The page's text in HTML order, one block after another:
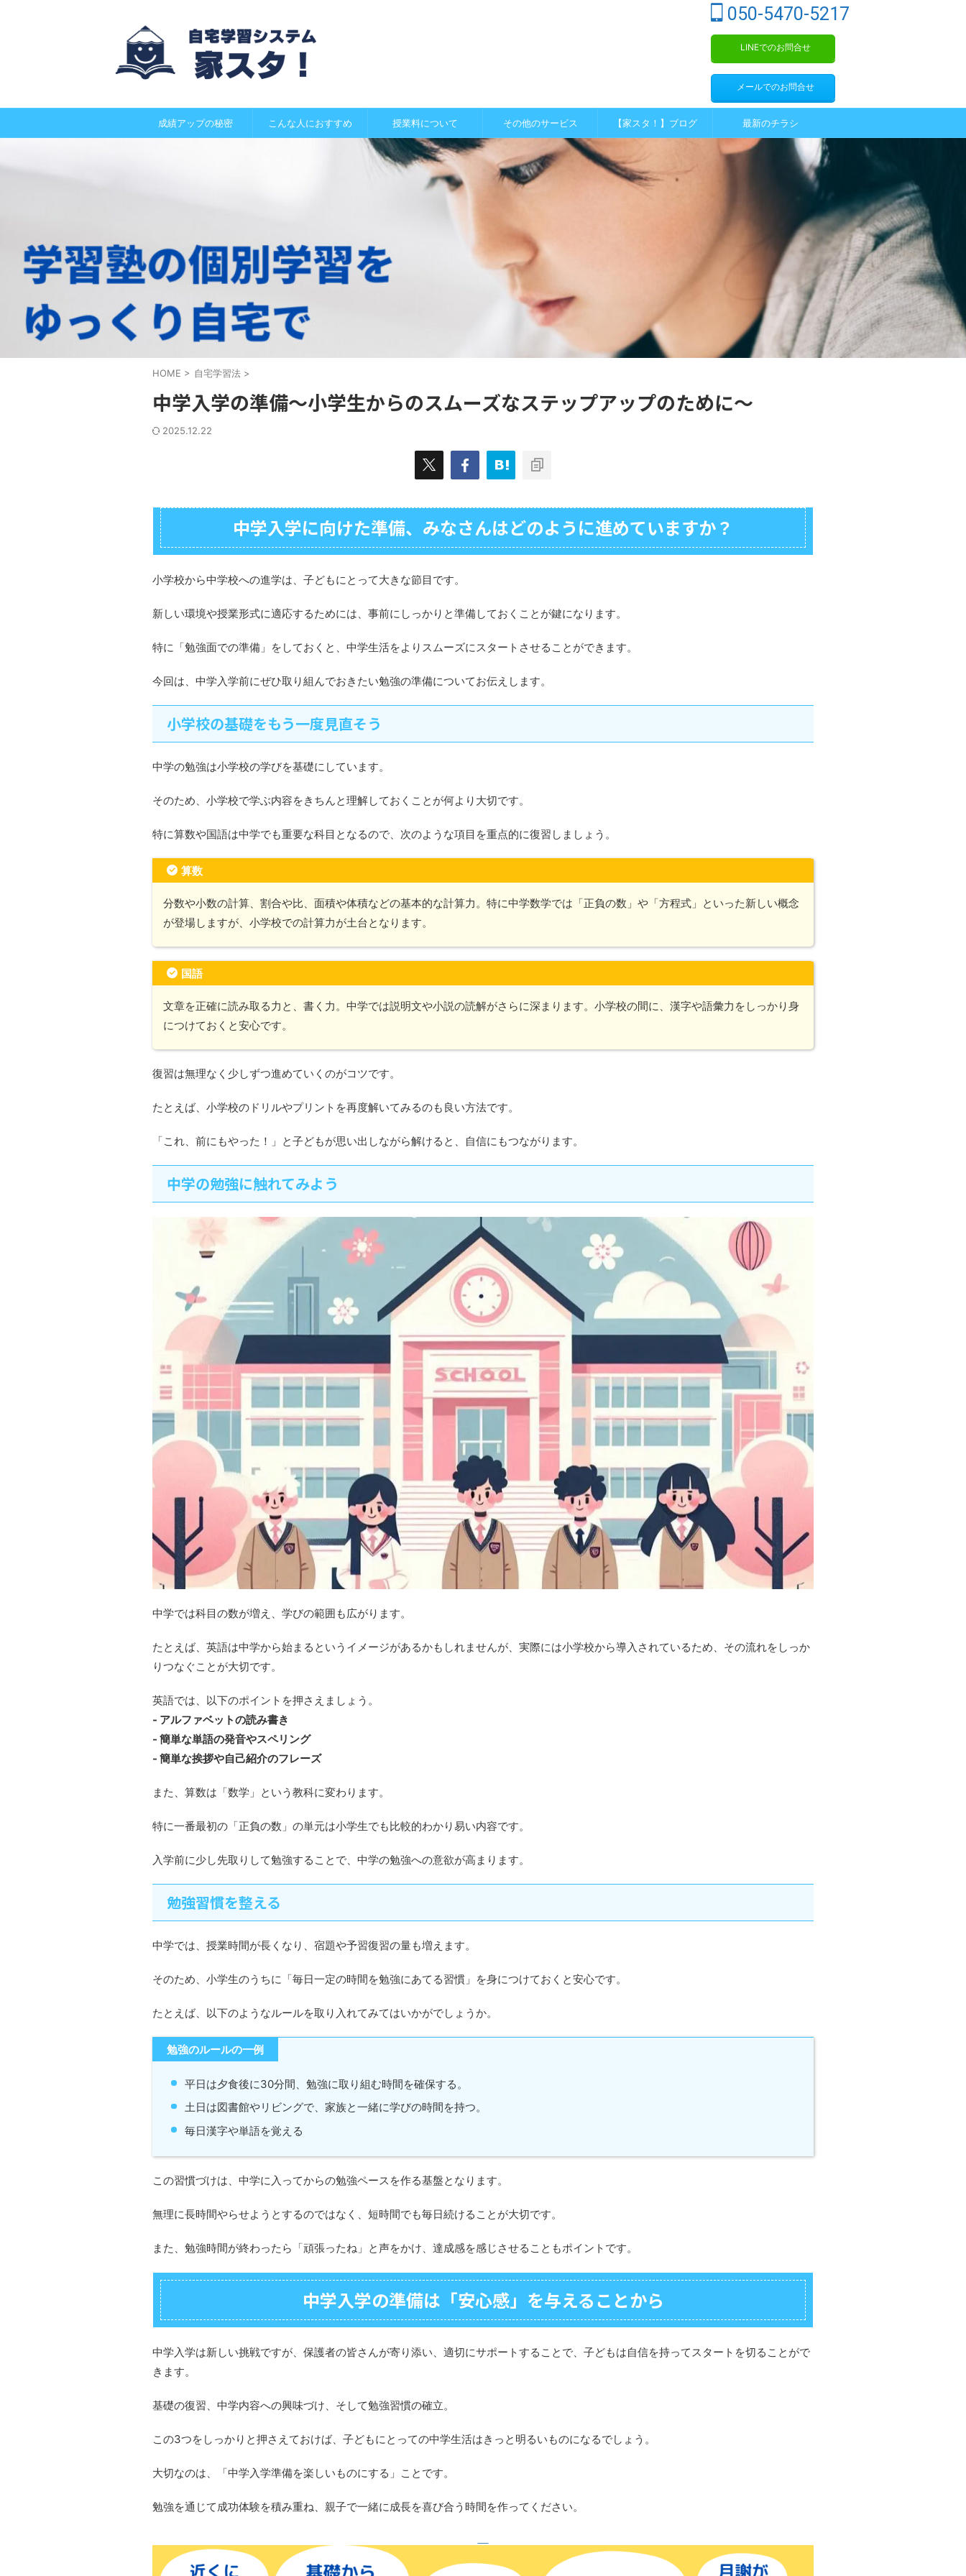
050-5470-5217
LINEでのお問合せ
メールでのお問合せ
成績アップの秘密 こんな人におすすめ 授業料について その他のサービス 【家スタ！】ブログ 最新のチラシ
HOME > 自宅学習法 >
中学入学の準備～小学生からのスムーズなステップアップのために～
2025.12.22
中学入学に向けた準備、みなさんはどのように進めていますか？
小学校から中学校への進学は、子どもにとって大きな節目です。
新しい環境や授業形式に適応するためには、事前にしっかりと準備しておくことが鍵になります。
特に「勉強面での準備」をしておくと、中学生活をよりスムーズにスタートさせることができます。
今回は、中学入学前にぜひ取り組んでおきたい勉強の準備についてお伝えします。
小学校の基礎をもう一度見直そう
中学の勉強は小学校の学びを基礎にしています。
そのため、小学校で学ぶ内容をきちんと理解しておくことが何より大切です。
特に算数や国語は中学でも重要な科目となるので、次のような項目を重点的に復習しましょう。
算数
分数や小数の計算、割合や比、面積や体積などの基本的な計算力。特に中学数学では「正負の数」や「方程式」といった新しい概念
が登場しますが、小学校での計算力が土台となります。
国語
文章を正確に読み取る力と、書く力。中学では説明文や小説の読解がさらに深まります。小学校の間に、漢字や語彙力をしっかり身
につけておくと安心です。
復習は無理なく少しずつ進めていくのがコツです。
たとえば、小学校のドリルやプリントを再度解いてみるのも良い方法です。
「これ、前にもやった！」と子どもが思い出しながら解けると、自信にもつながります。
中学の勉強に触れてみよう
中学では科目の数が増え、学びの範囲も広がります。
たとえば、英語は中学から始まるというイメージがあるかもしれませんが、実際には小学校から導入されているため、その流れをしっか
りつなぐことが大切です。
英語では、以下のポイントを押さえましょう。
- アルファベットの読み書き
- 簡単な単語の発音やスペリング
- 簡単な挨拶や自己紹介のフレーズ
また、算数は「数学」という教科に変わります。
特に一番最初の「正負の数」の単元は小学生でも比較的わかり易い内容です。
入学前に少し先取りして勉強することで、中学の勉強への意欲が高まります。
勉強習慣を整える
中学では、授業時間が長くなり、宿題や予習復習の量も増えます。
そのため、小学生のうちに「毎日一定の時間を勉強にあてる習慣」を身につけておくと安心です。
たとえば、以下のようなルールを取り入れてみてはいかがでしょうか。
勉強のルールの一例
平日は夕食後に30分間、勉強に取り組む時間を確保する。
土日は図書館やリビングで、家族と一緒に学びの時間を持つ。
毎日漢字や単語を覚える
この習慣づけは、中学に入ってからの勉強ペースを作る基盤となります。
無理に長時間やらせようとするのではなく、短時間でも毎日続けることが大切です。
また、勉強時間が終わったら「頑張ったね」と声をかけ、達成感を感じさせることもポイントです。
中学入学の準備は「安心感」を与えることから
中学入学は新しい挑戦ですが、保護者の皆さんが寄り添い、適切にサポートすることで、子どもは自信を持ってスタートを切ることがで
きます。
基礎の復習、中学内容への興味づけ、そして勉強習慣の確立。
この3つをしっかりと押さえておけば、子どもにとっての中学生活はきっと明るいものになるでしょう。
大切なのは、「中学入学準備を楽しいものにする」ことです。
勉強を通じて成功体験を積み重ね、親子で一緒に成長を喜び合う時間を作ってください。